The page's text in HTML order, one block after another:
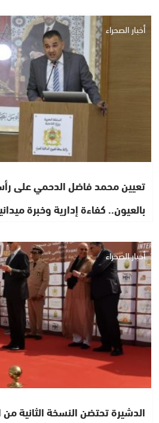
أخبار الصحراء
تعيين محمد فاضل الدحمي على
بالعيون.. كفاءة إدارية وخبرة
أخبار الصحراء